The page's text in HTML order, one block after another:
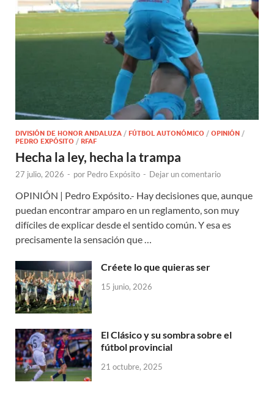
DIVISIÓN DE HONOR ANDALUZA / FÚTBOL AUTONÓMICO / OPINIÓN /
PEDRO EXPÓSITO / RFAF
Hecha la ley, hecha la trampa
27 julio, 2026 - por Pedro Expósito - Dejar un comentario
OPINIÓN | Pedro Expósito.- Hay decisiones que, aunque
puedan encontrar amparo en un reglamento, son muy
difíciles de explicar desde el sentido común. Y esa es
precisamente la sensación que …
Créete lo que quieras ser
15 junio, 2026
El Clásico y su sombra sobre el
fútbol provincial
21 octubre, 2025